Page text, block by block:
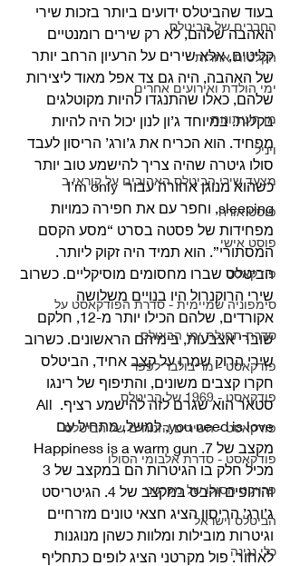
החברים של הביטלס
הקלטות אחרות
ימי הולדת ואירועים אחרים
מן העיתונות
ויניל
מצעד שירי הביטלס האהובים על קוראי ב
פוסט אורח
פוסט אישי
פודקאסט
סימפוניה שמיימית - סדרת הפודקאסט על
סדרת תחילת ימי הביטלס
פודקאסט - מריבולבר לפפר
פודקאסט - 1969 של הביטלס
פודקאסט - השירים הזנוחים של הביטלס
פודקאסט - סדרת אלבומי הסולו
פרויקט הסולו של מקרטני
הביטלס וישראל
כלי נגינה
בעוד שהביטלס ידועים ביותר בזכות שירי
האהבה שלהם, לא רק שירים רומנטיים
קליטים, אלא שירים על הרעיון הרחב יותר
של האהבה, היה גם צד אפל מאוד ליצירות
שלהם, כאלו שהתנגדו להיות מקוטלגים
בקלות. במיוחד ג’ון לנון יכול היה להיות
מפחיד. הוא הכריח את ג’ורג’ הריסון לעבד
סולו גיטרה שהיה צריך להישמע טוב יותר
כשהוא מנוגן אחורה עבור I’m only
sleeping, וחפר עם את חפירה כמויות
מפחידות של פסטה בסרט “מסע הקסם
המסתורי”. הוא תמיד היה זקוק ליותר.
הביטלס שברו מחסומים מוסיקליים. כשרוב
שירי הרוקנרול היו בנויים משלושה
אקורדים, שלהם הכילו יותר מ-12, חלקם
שוברי אצבעות, בימיהם הראשונים. כשרוב
שירי הרוק שמרו על קצב אחיד, הביטלס
חקרו קצבים משונים, והתיפוף של רינגו
סטאר הוא שגרם לזה להישמע רציף. All
you need is love, למשל, מתחיל עם
והתופים והבס במקצב של 4. הגיטריסט
ג’ורג’ הריסון הציג חצאי טונים מזרחיים
וגיטרות מובילות ומלוות כשהן מנוגנות
לאחור. פול מקרטני הציג לופים כתחליף